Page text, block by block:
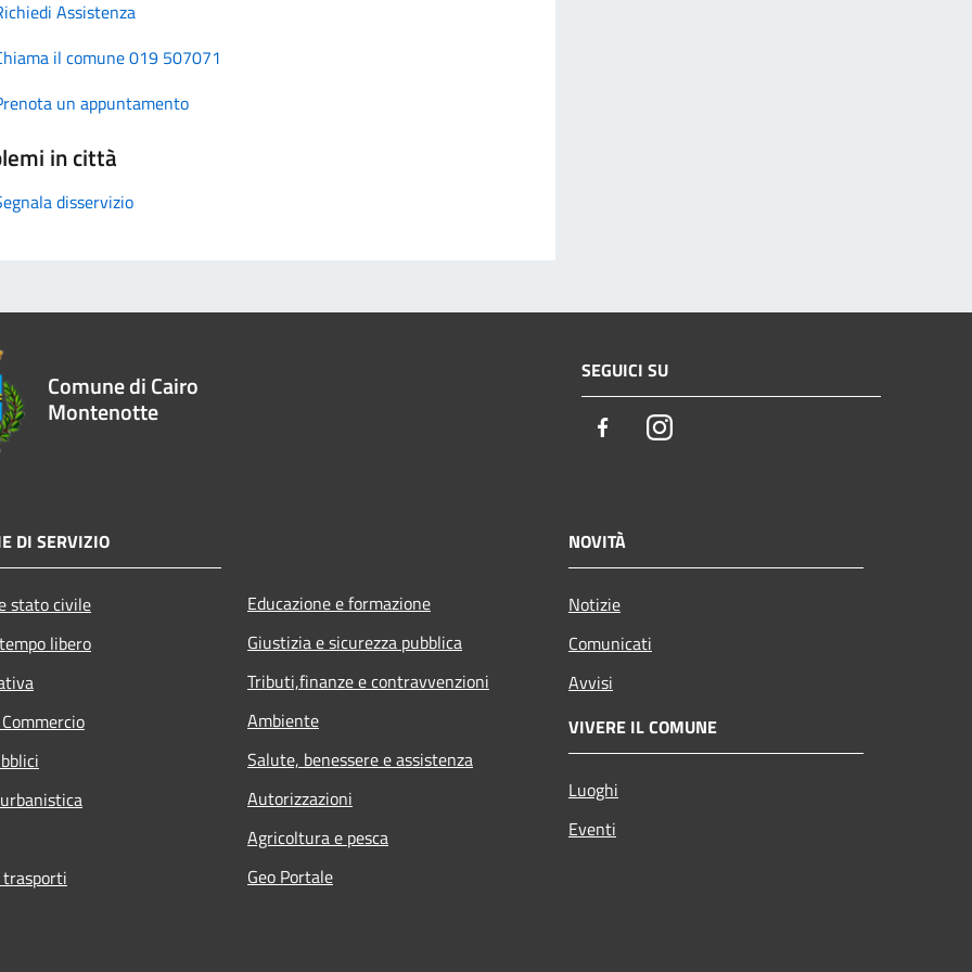
Assistenza
il comune 019 507071
un appuntamento
in città
disservizio
Comune di Cairo
Montenotte
SEGUICI SU
FacebookInstagram
DI SERVIZIO
stato civile
libero
Educazione e formazione
Giustizia e sicurezza pubblica
Tributi,finanze e contravvenzioni
Ambiente
Salute, benessere e assistenza
Autorizzazioni
Agricoltura e pesca
Geo Portale
NOVITÀ
Notizie
Comunicati
Avvisi
VIVERE IL COMUNE
Luoghi
Eventi